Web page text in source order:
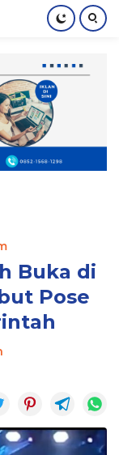
Buka di
Pose